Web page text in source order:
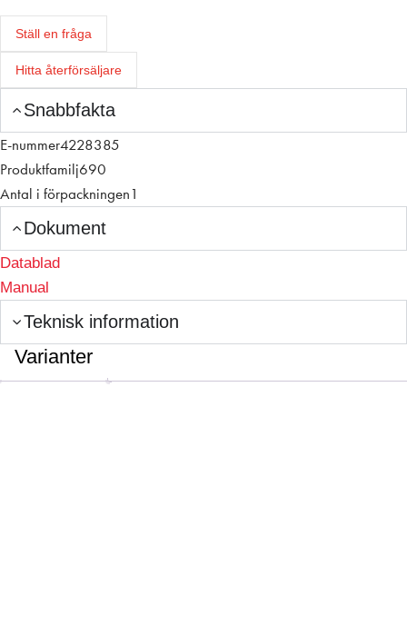
Ställ en fråga
Hitta återförsäljare
Snabbfakta
E-nummer4228385
Produktfamilj690
Antal i förpackningen 1
Dokument
Datablad
Manual
Teknisk information
Varianter